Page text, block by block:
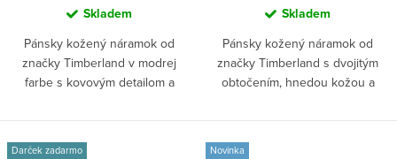
Skladem
Pánsky kožený náramok od
značky Timberland v modrej
farbe s kovovým detailom a
Skladem
Pánsky kožený náramok od
značky Timberland s dvojitým
obtočením, hnedou kožou a
Darček zadarmo
Novinka